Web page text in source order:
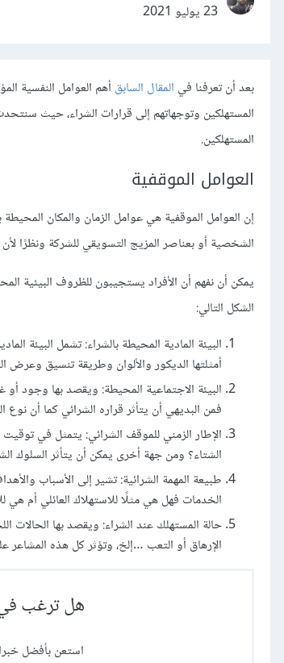
23 يوليو 2021
بعد أن تعرفنا في المقال السابق أهم العوامل النفسية
المستهلكين وتوجهاتهم إلى قرارات الشراء، حيث
المستهلكين.
العوامل الموقفية
إن العوامل الموقفية هي عوامل الزمان والمكان
الشخصية أو بعناصر المزيج التسويقي للشركة ونظرًا
يمكن أن نفهم أن الأفراد يستجيبون للظروف البيئية
الشكل التالي:
البيئة المادية المحيطة بالشراء: تشمل البيئة
أمثلتها الديكور والألوان وطريقة تنسيق وعرض
البيئة الاجتماعية المحيطة: ويقصد بها وجود
فمن البديهي أن يتأثر قراره الشرائي كما أن نوع
الإطار الزمني للموقف الشرائي: يتمثل في
الشتاء؟ ومن جهة أخرى يمكن أن يتأثر السلوك
طبيعة المهمة الشرائية: تشير إلى الأسباب
الخدمات فهل هي مثلًا للاستهلاك العائلي أم هي
حالة المستهلك عند الشراء: ويقصد بها
الإرهاق أو التعب …إلخ، وتؤثر كل هذه المشاعر
هل ترغب
استعن بأفضل